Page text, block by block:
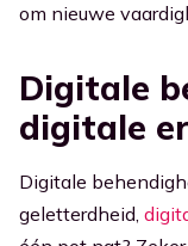
om nieuwe
Digitale
digitale
Digitale
geletterdheid,